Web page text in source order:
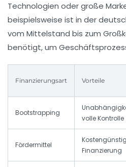
Technologien oder große
beispielsweise ist in der
vom Mittelstand bis zum
benötigt, um
Finanzierungsart Vorteile
Bootstrapping
volle Kontrolle
Fördermittel
Finanzierung